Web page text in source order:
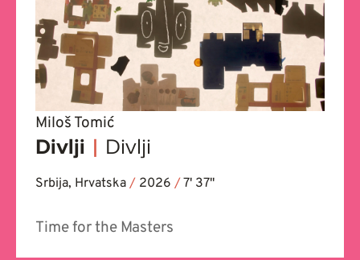
Miloš Tomić
Divlji | Divlji
Srbija, Hrvatska / 2026 /7' 37''
Time for the Masters